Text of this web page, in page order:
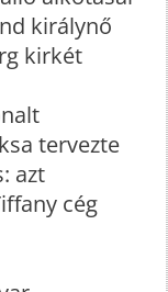
királynő
kirkét
tervezte
azt
cég